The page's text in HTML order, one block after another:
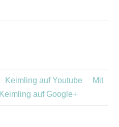
Keimling auf Youtube
Mit
Keimling auf Google+